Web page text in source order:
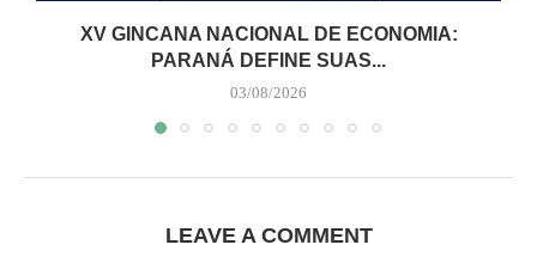
XV GINCANA NACIONAL DE ECONOMIA:
PARANÁ DEFINE SUAS...
03/08/2026
LEAVE A COMMENT